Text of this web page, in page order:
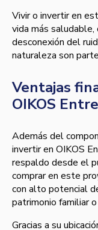
Vivir o invertir en
vida más
desconexión del
naturaleza son
Ventajas
OIKOS
Además del
invertir en OIKOS
respaldo desde el
comprar en este
con alto potencial
patrimonio familiar
Gracias a su